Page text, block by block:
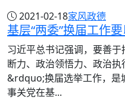
2021-02-18家风政德
基层“两委”换届工作
习近平总书记强调，要善
断力、政治领悟力、政治
&rdquo;换届选举工作，是
事关党在基...